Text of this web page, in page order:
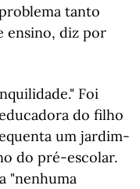
tanto
ensino, diz por
Foi
do filho
um jardim-
do pré-escolar.
"nenhuma